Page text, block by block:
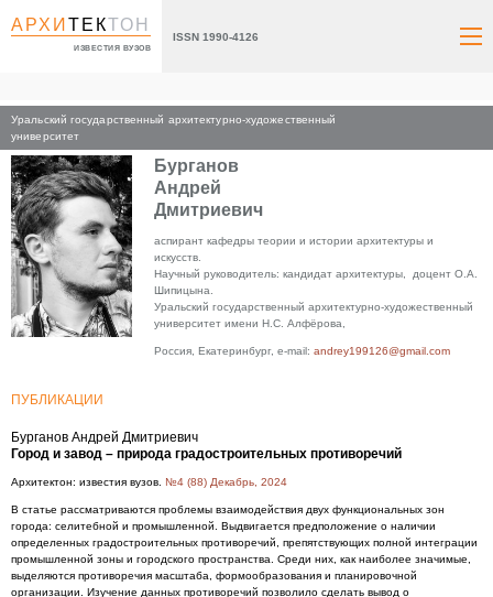
АРХИТЕКТОН
ИЗВЕСТИЯ ВУЗОВ
ISSN 1990-4126
Уральский государственный архитектурно-художественный
университет
Главная
Бурганов
Андрей
Дмитриевич
аспирант кафедры теории и истории архитектуры и
искусств.
Научный руководитель: кандидат архитектуры, доцент О.А.
Шипицына.
Уральский государственный архитектурно-художественный
университет имени Н.С. Алфёрова,
Россия, Екатеринбург, e-mail: andrey199126@gmail.com
ПУБЛИКАЦИИ
Бурганов Андрей Дмитриевич
Город и завод – природа градостроительных противоречий
Архитектон: известия вузов. №4 (88) Декабрь, 2024
В статье рассматриваются проблемы взаимодействия двух функциональных зон
города: селитебной и промышленной. Выдвигается предположение о наличии
определенных градостроительных противоречий, препятствующих полной интеграции
промышленной зоны и городского пространства. Среди них, как наиболее значимые,
выделяются противоречия масштаба, формообразования и планировочной
организации. Изучение данных противоречий позволило сделать вывод о